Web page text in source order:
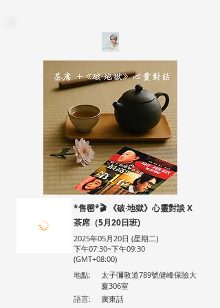
*售罄*🎬 《破·地獄》心靈對談 X
茶席（5月20日班)
2025年05月20日 (星期二)
下午07:30~下午09:30
(GMT+08:00)
地點:
太子彌敦道789號健峰保險大
廈306室
語言:
廣東話